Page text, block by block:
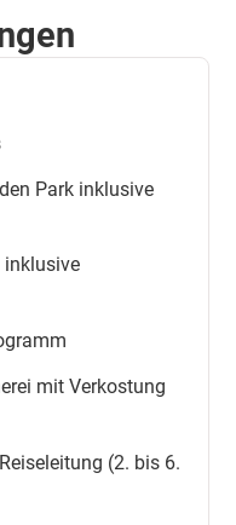
Park inklusive
inklusive
mit Verkostung
(2. bis 6.